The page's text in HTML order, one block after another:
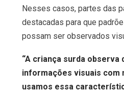
Nesses casos, partes das
destacadas para que
possam ser observados
“A criança surda observa
informações visuais com
usamos essa